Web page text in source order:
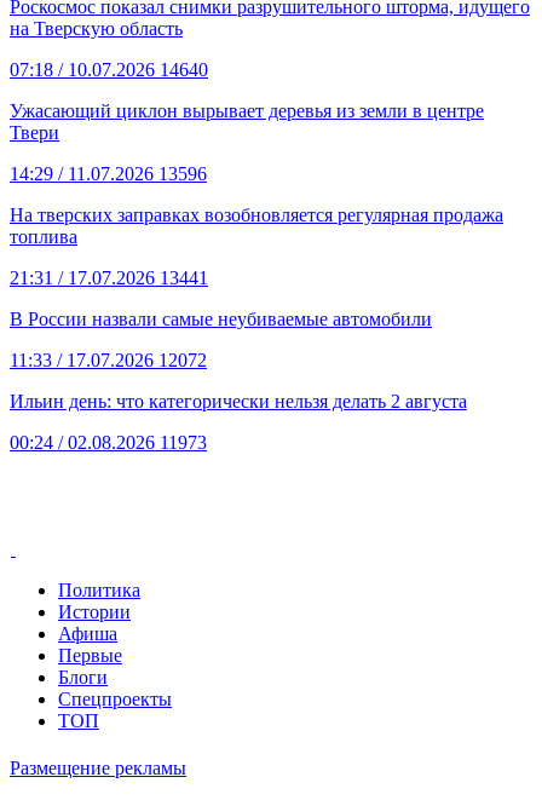
Роскосмос показал снимки разрушительного шторма, идущего
на Тверскую область
07:18 / 10.07.2026 14640
Ужасающий циклон вырывает деревья из земли в центре
Твери
14:29 / 11.07.2026 13596
На тверских заправках возобновляется регулярная продажа
топлива
21:31 / 17.07.2026 13441
В России назвали самые неубиваемые автомобили
11:33 / 17.07.2026 12072
Ильин день: что категорически нельзя делать 2 августа
00:24 / 02.08.2026 11973
Политика
Истории
Афиша
Первые
Блоги
Спецпроекты
ТОП
Размещение рекламы